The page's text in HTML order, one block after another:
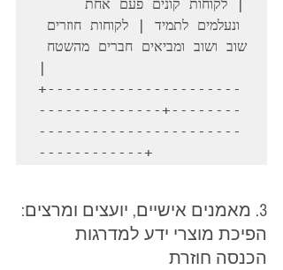
+----------------------
--------------+--------
-----------------------
3. מאמנים אישיים, יועצים ומרצים:
הפיכת מוצרי ידע למדרגות
הכנסה חוזרת